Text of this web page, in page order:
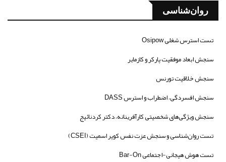
روان‌شناسی
تست استرس شغلی Osipow
سنجش ابعاد موفقیت پارکر و کازمایر
سنجش خلاقیت تورنس
سنجش افسردگی، اضطراب و استرس DASS
سنجش ویژگی‌های شخصیتی کارآفرینانه، دکتر کردنائیج
تست روان‌شناسی و سنجش عزت نفس کوپر اسمیت (CSEI)
تست هوش هیجانی-اجتماعی Bar-On